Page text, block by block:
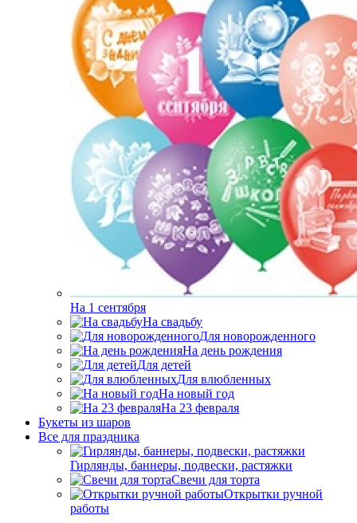
На 1 сентября
На свадьбу
Для новорожденного
На день рождения
Для детей
Для влюбленных
На новый год
На 23 февраля
Букеты из шаров
Bсе для праздника
Гирлянды, баннеры, подвески, растяжки
Свечи для торта
Открытки ручной
работы